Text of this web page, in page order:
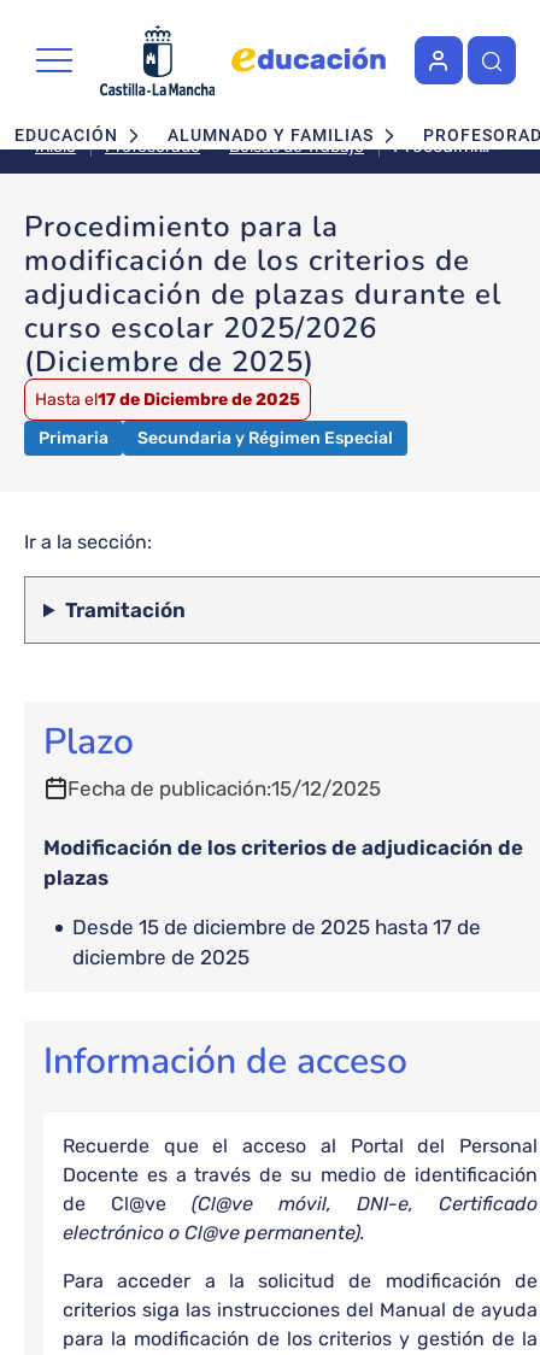
Navegación principal
EDUCACIÓN ALUMNADO Y FAMILIAS
Inicio Profesorado Bolsas de Trabajo
Procedimiento
para la
criterios de
adjudicación
de plazas
Procedimiento para la
modificación de los criterios de
adjudicación de plazas durante el
curso escolar 2025/2026
(Diciembre de 2025)
Hasta el17 de Diciembre de 2025
Primaria
Secundaria y Régimen Especial
Ir a la sección:
Tramitación
Plazo
Fecha de publicación 15/12/2025
Modificación de los criterios de adjudicación de
plazas
desde 15 de diciembre de 2025 hasta 17 de
diciembre de 2025
Información de acceso
Recuerde que el acceso al Portal del Personal
Docente es a través de su medio de identificación
de Cl@ve (Cl@ve móvil, DNI-e, Certificado
electrónico o Cl@ve permanente).
Para acceder a la solicitud de modificación de
criterios siga las instrucciones del Manual de ayuda
para la modificación de los criterios y gestión de la